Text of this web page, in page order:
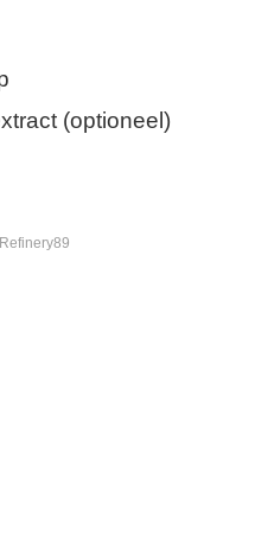
(optioneel)